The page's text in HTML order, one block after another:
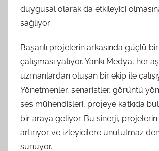
duygusal olarak da etkileyici
sağlıyor.
Başarılı projelerin arkasında güçlü
çalışması yatıyor. Yankı Medya, her
uzmanlardan oluşan bir ekip ile
Yönetmenler, senaristler, görüntü
ses mühendisleri, projeye katkıda
bir araya geliyor. Bu sinerji, projelerin
artırıyor ve izleyicilere unutulmaz
sunuyor.